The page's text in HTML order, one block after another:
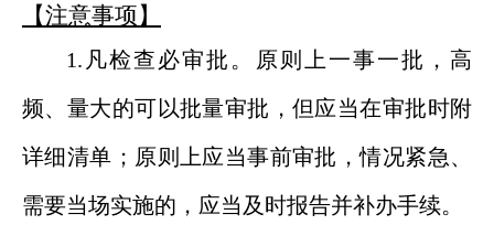
【注意事项】
1.凡检查必审批。原则上一事一批，高
频、量大的可以批量审批，但应当在审批时附
详细清单；原则上应当事前审批，情况紧急、
需要当场实施的，应当及时报告并补办手续。